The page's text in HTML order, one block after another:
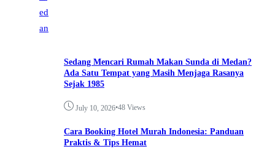
Sedang Mencari Rumah Makan Sunda di Medan?
Ada Satu Tempat yang Masih Menjaga Rasanya
Sejak 1985
July 10, 2026•48 Views
Cara Booking Hotel Murah Indonesia: Panduan
Praktis & Tips Hemat